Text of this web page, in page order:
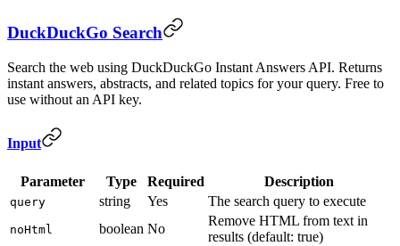
DuckDuckGo Search
Search the web using DuckDuckGo Instant Answers API. Returns
instant answers, abstracts, and related topics for your query. Free to
use without an API key.
Input
Parameter Type Required Description
query string Yes The search query to execute
noHtml boolean No
Remove HTML from text in
results (default: true)